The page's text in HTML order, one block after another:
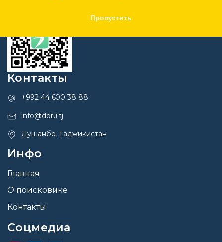
Пропустить
Контакты
+992 44 600 38 88
info@doru.tj
Душанбе, Таджикистан
Инфо
Главная
О поисковике
Контакты
Соцмедиа